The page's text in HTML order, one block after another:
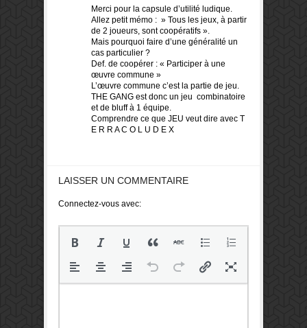
Merci pour la capsule d’utilité ludique.
Allez petit mémo : » Tous les jeux, à partir
de 2 joueurs, sont coopératifs ».
Mais pourquoi faire d’une généralité un
cas particulier ?
Def. de coopérer : « Participer à une
œuvre commune »
L’œuvre commune c’est la partie de jeu.
THE GANG est donc un jeu combinatoire
et de bluff à 1 équipe.
Comprendre ce que JEU veut dire avec T
E R R A C O L U D E X
LAISSER UN COMMENTAIRE
Connectez-vous avec: